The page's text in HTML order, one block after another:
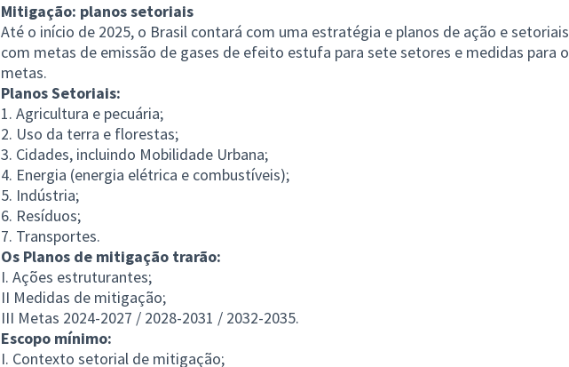
Mitigação: planos setoriais
Até o início de 2025, o Brasil contará com uma estratégia e planos de ação e
com metas de emissão de gases de efeito estufa para sete setores e medidas para
metas.
Planos Setoriais:
1. Agricultura e pecuária;
2. Uso da terra e florestas;
3. Cidades, incluindo Mobilidade Urbana;
4. Energia (energia elétrica e combustíveis);
5. Indústria;
6. Resíduos;
7. Transportes.
Os Planos de mitigação trarão:
I. Ações estruturantes;
II Medidas de mitigação;
III Metas 2024-2027 / 2028-2031 / 2032-2035.
Escopo mínimo:
I. Contexto setorial de mitigação;